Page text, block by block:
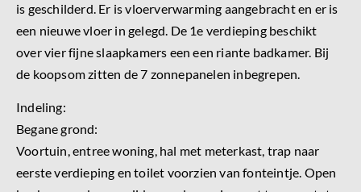
is geschilderd. Er is vloerverwarming aangebracht en er is
een nieuwe vloer in gelegd. De 1e verdieping beschikt
over vier fijne slaapkamers een een riante badkamer. Bij
de koopsom zitten de 7 zonnepanelen inbegrepen.
Indeling:
Begane grond:
Voortuin, entree woning, hal met meterkast, trap naar
eerste verdieping en toilet voorzien van fonteintje. Open